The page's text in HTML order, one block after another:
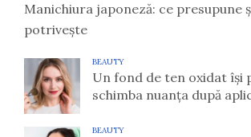
Manichiura japoneză: ce presupune
potrivește
BEAUTY
Un fond de ten oxidat își
schimba nuanța după
BEAUTY